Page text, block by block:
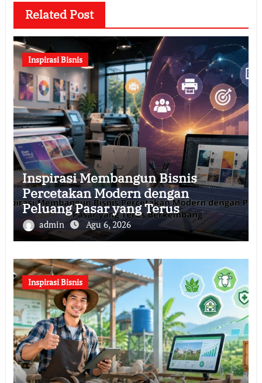
Related Post
Inspirasi Bisnis
Inspirasi Membangun Bisnis
Percetakan Modern dengan
Peluang Pasar yang Terus
Berkembang
admin Agu 6, 2026
Inspirasi Bisnis